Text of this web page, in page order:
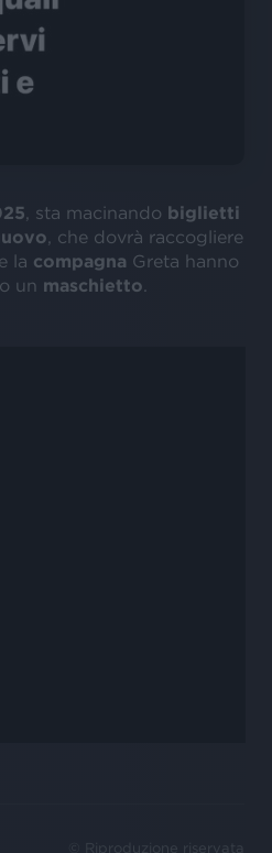
, sta macinando biglietti
, che dovrà raccogliere
la compagna Greta hanno
un maschietto
© Riproduzione riservata